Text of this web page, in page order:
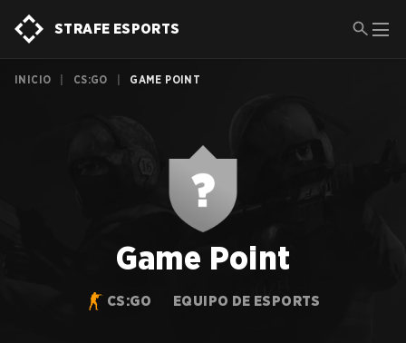
STRAFE ESPORTS
INICIO CS:GO GAME POINT
Game Point
CS:GO EQUIPO DE ESPORTS